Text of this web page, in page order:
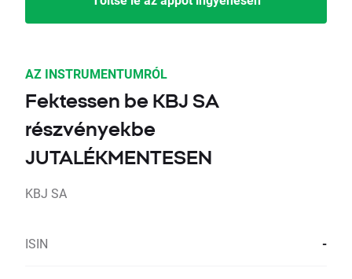
AZ INSTRUMENTUMRÓL
Fektessen be KBJ SA
részvényekbe
JUTALÉKMENTESEN
KBJ SA
ISIN -